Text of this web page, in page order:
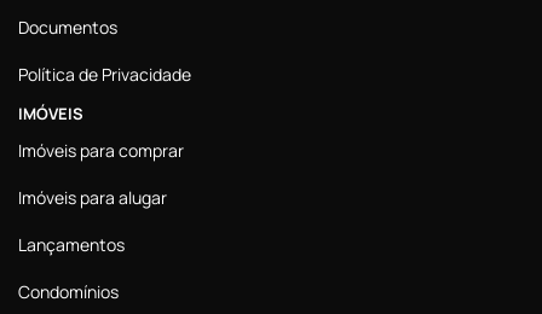
Documentos
Política de Privacidade
IMÓVEIS
Imóveis para comprar
Imóveis para alugar
Lançamentos
Condomínios